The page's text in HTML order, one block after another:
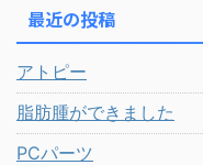
最近の投稿
アトピー
脂肪腫ができました
PCパーツ